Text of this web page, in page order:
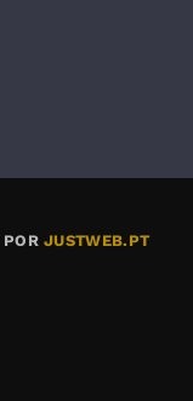
PORJUSTWEB.PT